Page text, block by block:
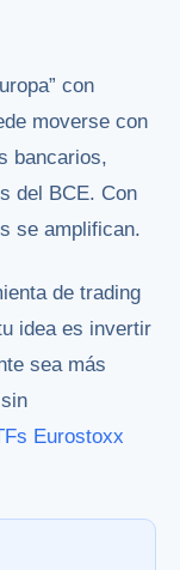
con
moverse con
bancarios,
del BCE. Con
se amplifican.
de trading
idea es invertir
sea más
Eurostoxx